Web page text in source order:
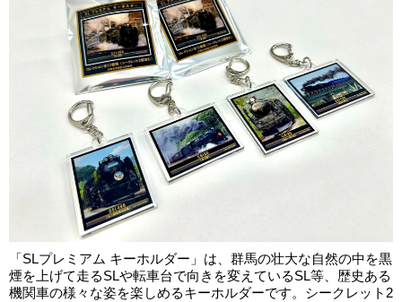
「SLプレミアム キーホルダー」は、群馬の壮大な自然の中を黒
煙を上げて走るSLや転車台で向きを変えているSL等、歴史ある
機関車の様々な姿を楽しめるキーホルダーです。シークレット2